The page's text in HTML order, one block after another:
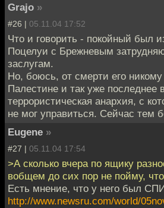
Grajo »
#26 | 05.11.04 17:52
Что и говорить - покойный был
Поцелуи с Брежневым
заслугам.
Но, боюсь, от смерти его
Палестине и так уже последнее
террористическая анархия, с
не мог управиться. Сейчас тем
Eugene »
#27 | 05.11.04 17:54
>А сколько вчера по ящику
вобщем до сих пор не пойму,
Есть мнение, что у него был
http://www.newsru.com/world/